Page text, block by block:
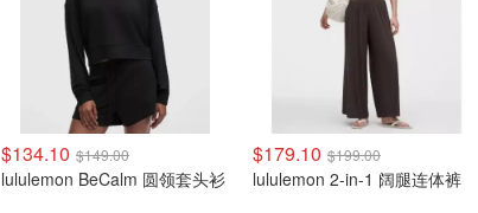
$134.10 $149.00
lululemon BeCalm 圆领套头衫
$179.10 $199.00
lululemon 2-in-1 阔腿连体裤